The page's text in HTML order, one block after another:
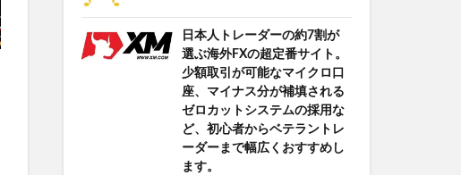
日本人トレーダーの約7割が
選ぶ海外FXの超定番サイト。
少額取引が可能なマイクロ口
座、マイナス分が補填される
ゼロカットシステムの採用な
ど、初心者からベテラントレ
ーダーまで幅広くおすすめし
ます。